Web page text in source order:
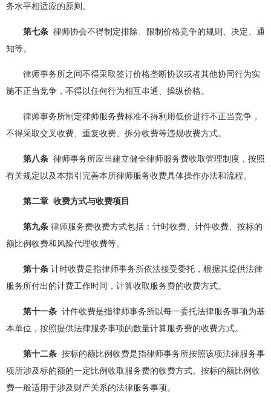
务水平相适应的原则。
第七条 律师协会不得制定排除、限制价格竞争的规则、决定、通
知等。
律师事务所之间不得采取签订价格垄断协议或者其他协同行为实
施不正当竞争，不得以任何行为相互串通、操纵价格。
律师事务所制定律师服务费标准不得利用低价进行不正当竞争，
不得采取交叉收费、重复收费、拆分收费等违规收费方式。
第八条 律师事务所应当建立健全律师服务费收取管理制度，按照
有关规定以及本指引完善本所律师服务收费具体操作办法和流程。
第二章 收费方式与收费项目
第九条 律师服务费收费方式包括：计时收费、计件收费、按标的
额比例收费和风险代理收费等。
第十条 计时收费是指律师事务所依法接受委托，根据其提供法律
服务所付出的计费工作时间，计算收取服务费的收费方式。
第十一条 计件收费是指律师事务所以每一委托法律服务事项为基
本单位，按照提供法律服务事项的数量计算服务费的收费方式。
第十二条 按标的额比例收费是指律师事务所按照该项法律服务事
项所涉及标的额的一定比例收取服务费的收费方式。按标的额比例收
费一般适用于涉及财产关系的法律服务事项。